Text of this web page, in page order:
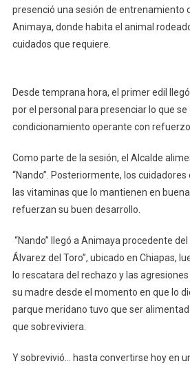
presenció una sesión de entrenamiento
Animaya, donde habita el animal
cuidados que requiere.
Desde temprana hora, el primer edil
por el personal para presenciar lo que
condicionamiento operante con refuerzo
Como parte de la sesión, el Alcalde
“Nando”. Posteriormente, los
las vitaminas que lo mantienen en
refuerzan su buen desarrollo.
“Nando” llegó a Animaya procedente del
Álvarez del Toro”, ubicado en Chiapas,
lo rescatara del rechazo y las
su madre desde el momento en que lo
parque meridano tuvo que ser
que sobreviviera.
Y sobrevivió… hasta convertirse hoy en